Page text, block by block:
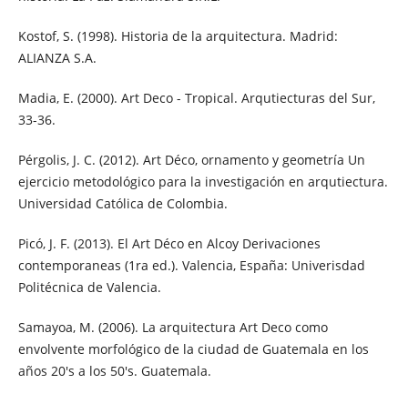
Kostof, S. (1998). Historia de la arquitectura. Madrid:
ALIANZA S.A.
Madia, E. (2000). Art Deco - Tropical. Arqutiecturas del Sur,
33-36.
Pérgolis, J. C. (2012). Art Déco, ornamento y geometría Un
ejercicio metodológico para la investigación en arqutiectura.
Universidad Católica de Colombia.
Picó, J. F. (2013). El Art Déco en Alcoy Derivaciones
contemporaneas (1ra ed.). Valencia, España: Univerisdad
Politécnica de Valencia.
Samayoa, M. (2006). La arquitectura Art Deco como
envolvente morfológico de la ciudad de Guatemala en los
años 20's a los 50's. Guatemala.